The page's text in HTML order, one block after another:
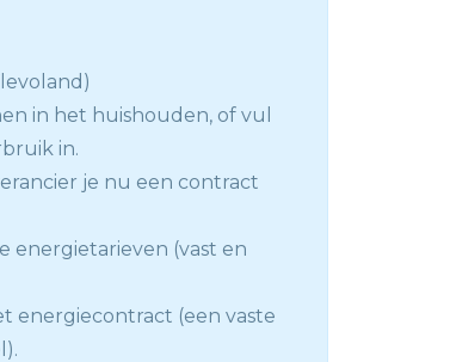
in het huishouden, of vul
in.
je nu een contract
energietarieven (vast en
energiecontract (een vaste